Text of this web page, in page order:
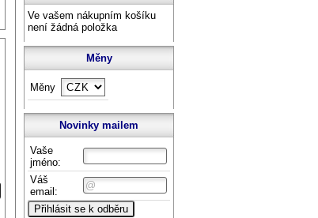
Ve vašem nákupním košíku
není žádná položka
Měny
Měny
Novinky mailem
Vaše
jméno:
Váš
email: